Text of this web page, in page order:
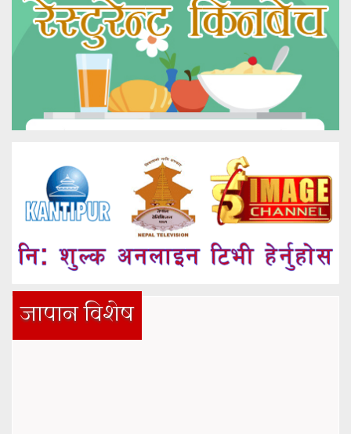
जापान विशेष